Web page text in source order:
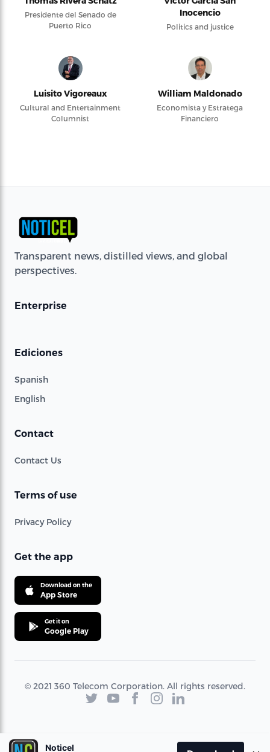
Presidente del Senado de
Puerto Rico
Inocencio
Politics and justice
Luisito Vigoreaux
Cultural and Entertainment
Columnist
William Maldonado
Economista y Estratega
Financiero
Transparent news, distilled views, and global
perspectives.
Enterprise
Ediciones
Spanish
English
Contact
Contact Us
Terms of use
Privacy Policy
Get the app
Download on the
App Store
Get it on
Google Play
© 2021 360 Telecom Corporation. All rights reserved.
Noticel